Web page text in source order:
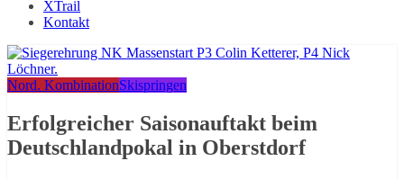
XTrail
Kontakt
Nord. KombinationSkispringen
Erfolgreicher Saisonauftakt beim
Deutschlandpokal in Oberstdorf